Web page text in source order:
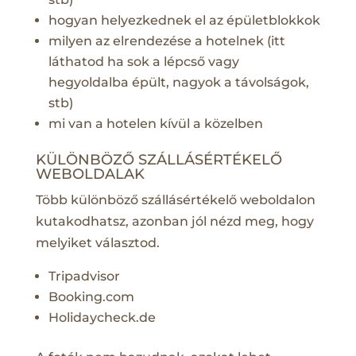
hogyan helyezkednek el az épületblokkok
milyen az elrendezése a hotelnek (itt
láthatod ha sok a lépcső vagy
hegyoldalba épült, nagyok a távolságok,
stb)
mi van a hotelen kívül a közelben
KÜLÖNBÖZŐ SZÁLLÁSÉRTÉKELŐ
WEBOLDALAK
Több különböző szállásértékelő weboldalon
kutakodhatsz, azonban jól nézd meg, hogy
melyiket választod.
Tripadvisor
Booking.com
Holidaycheck.de